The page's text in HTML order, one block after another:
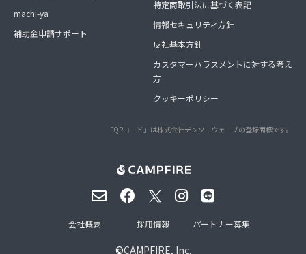
machi-ya
補助金申請サポート
特定商取引法に基づく表記
情報セキュリティ方針
反社基本方針
カスタマーハラスメントに対する考え
方
クッキーポリシー
「QRコード」は株式会社デンソーウェーブの登録商標です。
©CAMPFIRE, Inc.
会社概要 採用情報 パートナー募集